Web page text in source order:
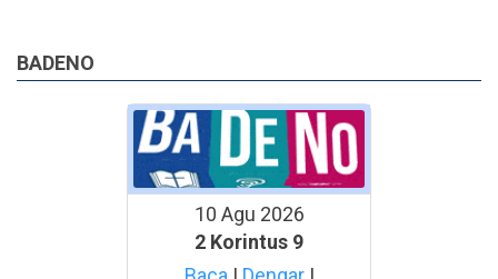
BADENO
10 Agu 2026
2 Korintus 9